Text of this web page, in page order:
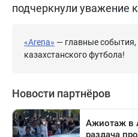
подчеркнули уважение
«Arena» — главные
казахстанского футбола!